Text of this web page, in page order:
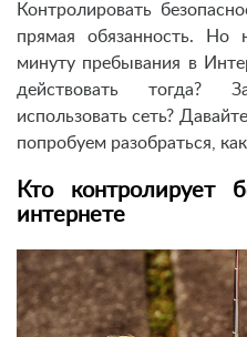
Контролировать
прямая обязанность.
минуту пребывания в
действовать тогда?
использовать сеть?
попробуем разобраться,
Кто контролирует
интернете